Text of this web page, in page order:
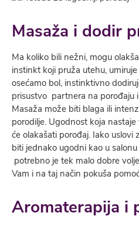
Masaža i dodir
Ma koliko bili nežni, mogu
instinkt koji pruža utehu,
osećamo bol, instinktivno
prisustvo partnera na porođaju
Masaža može biti blaga ili
porodilje. Ugodnost koja
će olakašati porođaj. Iako uslovi
biti jednako ugodni kao u
potrebno je tek malo dobre
Vam i na taj način pokuša
Aromaterapija i